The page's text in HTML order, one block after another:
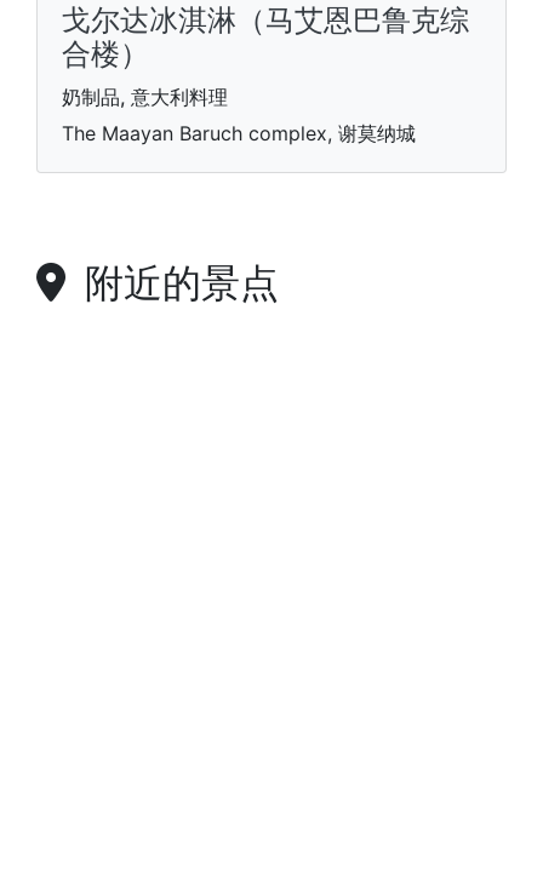
戈尔达冰淇淋（马艾恩巴鲁克综
合楼）
奶制品, 意大利料理
The Maayan Baruch complex, 谢莫纳城
附近的景点